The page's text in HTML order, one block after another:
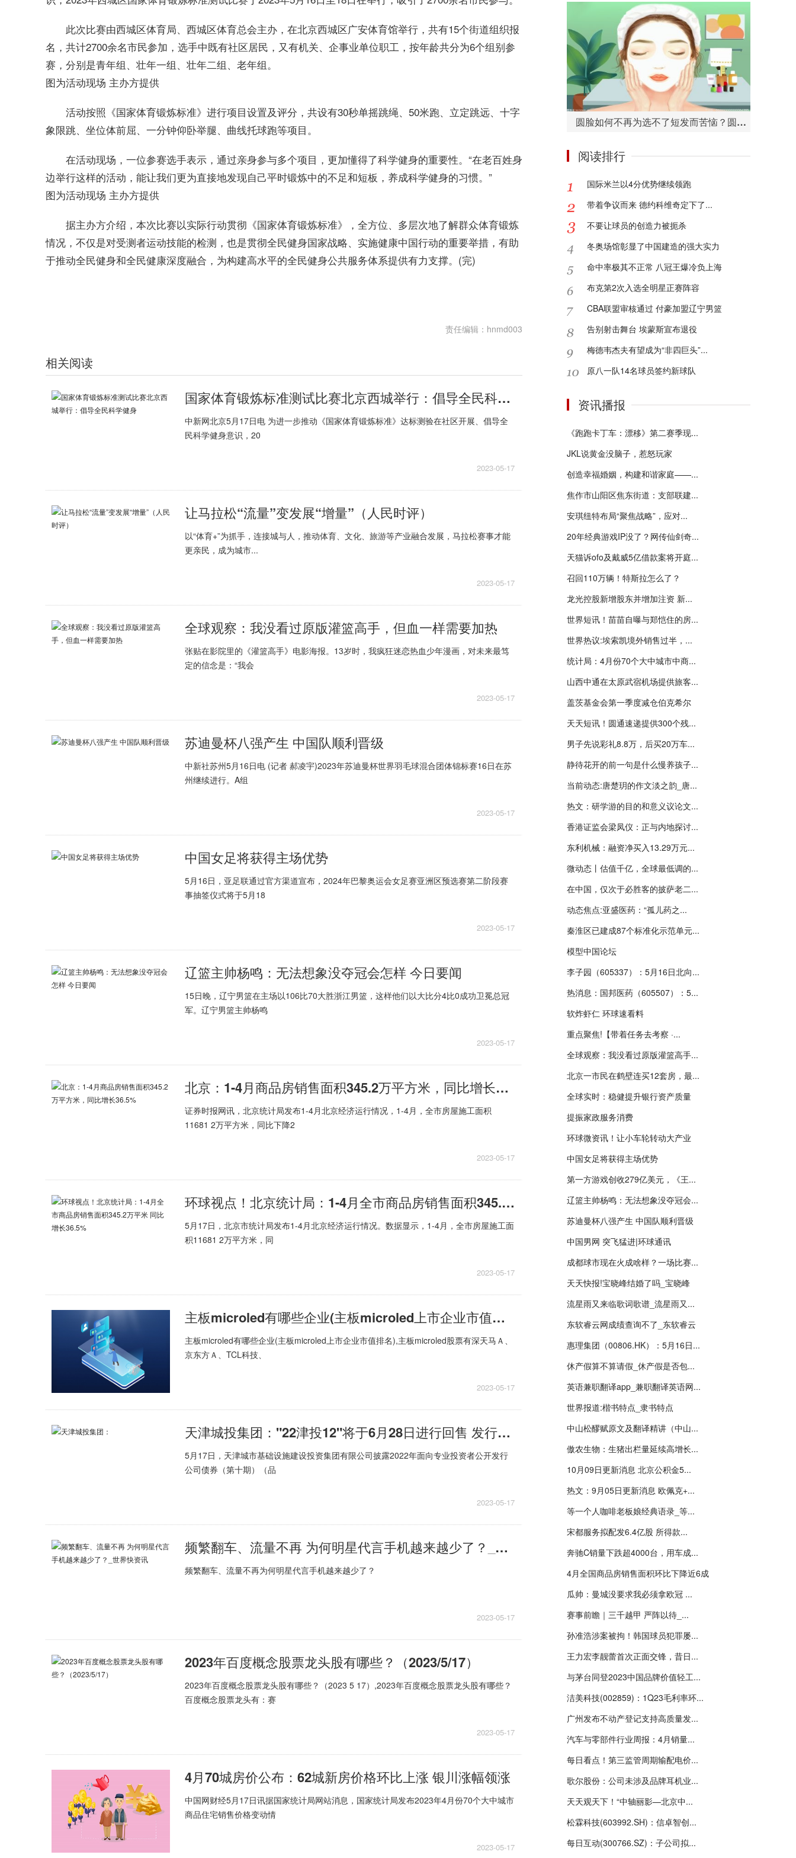
此次比赛由西城区体育局、西城区体育总会主办，在北京西城区广安体育馆举行，共有15个街道组织报
名，共计2700余名市民参加，选手中既有社区居民，又有机关、企事业单位职工，按年龄共分为6个组别参
赛，分别是青年组、壮年一组、壮年二组、老年组。
图为活动现场 主办方提供
活动按照《国家体育锻炼标准》进行项目设置及评分，共设有30秒单摇跳绳、50米跑、立定跳远、十字
象限跳、坐位体前屈、一分钟仰卧举腿、曲线托球跑等项目。
在活动现场，一位参赛选手表示，通过亲身参与多个项目，更加懂得了科学健身的重要性。“在老百姓身
边举行这样的活动，能让我们更为直接地发现自己平时锻炼中的不足和短板，养成科学健身的习惯。”
图为活动现场 主办方提供
据主办方介绍，本次比赛以实际行动贯彻《国家体育锻炼标准》，全方位、多层次地了解群众体育锻炼
情况，不仅是对受测者运动技能的检测，也是贯彻全民健身国家战略、实施健康中国行动的重要举措，有助
于推动全民健身和全民健康深度融合，为构建高水平的全民健身公共服务体系提供有力支撑。(完)
责任编辑：hnmd003
相关阅读
国家体育锻炼标准测试比赛北京西城举行：倡导全民科学健身
中新网北京5月17日电 为进一步推动《国家体育锻炼标准》达标测验在社区开展、倡导全
民科学健身意识，20
2023-05-17
让马拉松“流量”变发展“增量”（人民时评）
以“体育+”为抓手，连接城与人，推动体育、文化、旅游等产业融合发展，马拉松赛事才能
更亲民，成为城市...
2023-05-17
全球观察：我没看过原版灌篮高手，但血一样需要加热
张贴在影院里的《灌篮高手》电影海报。13岁时，我疯狂迷恋热血少年漫画，对未来最笃
定的信念是：“我会
2023-05-17
苏迪曼杯八强产生 中国队顺利晋级
中新社苏州5月16日电 (记者 郝凌宇)2023年苏迪曼杯世界羽毛球混合团体锦标赛16日在苏
州继续进行。A组
2023-05-17
中国女足将获得主场优势
5月16日，亚足联通过官方渠道宣布，2024年巴黎奥运会女足赛亚洲区预选赛第二阶段赛
事抽签仪式将于5月18
2023-05-17
辽篮主帅杨鸣：无法想象没夺冠会怎样 今日要闻
15日晚，辽宁男篮在主场以106比70大胜浙江男篮，这样他们以大比分4比0成功卫冕总冠
军。辽宁男篮主帅杨鸣
2023-05-17
北京：1-4月商品房销售面积345.2万平方米，同比增长36.5%
证券时报网讯，北京统计局发布1-4月北京经济运行情况，1-4月，全市房屋施工面积
11681 2万平方米，同比下降2
2023-05-17
环球视点！北京统计局：1-4月全市商品房销售面积345.2万平米 同比增长36.5%
5月17日，北京市统计局发布1-4月北京经济运行情况。数据显示，1-4月，全市房屋施工面
积11681 2万平方米，同
2023-05-17
主板microled有哪些企业(主板microled上市企业市值排名)
主板microled有哪些企业(主板microled上市企业市值排名),主板microled股票有深天马Ａ、
京东方Ａ、TCL科技、
2023-05-17
天津城投集团："22津投12"将于6月28日进行回售 发行规模5.7亿元 观热点
5月17日，天津城市基础设施建设投资集团有限公司披露2022年面向专业投资者公开发行
公司债券（第十期）（品
2023-05-17
频繁翻车、流量不再 为何明星代言手机越来越少了？_世界快资讯
频繁翻车、流量不再为何明星代言手机越来越少了？
2023-05-17
2023年百度概念股票龙头股有哪些？（2023/5/17）
2023年百度概念股票龙头股有哪些？（2023 5 17）,2023年百度概念股票龙头股有哪些？
百度概念股票龙头有：赛
2023-05-17
4月70城房价公布：62城新房价格环比上涨 银川涨幅领涨
中国网财经5月17日讯据国家统计局网站消息，国家统计局发布2023年4月份70个大中城市
商品住宅销售价格变动情
2023-05-17
圆脸如何不再为选不了短发而苦恼？圆脸适合的短发造型有哪些？
阅读排行
国际米兰以4分优势继续领跑
带着争议而来 德约科维奇定下了...
不要让球员的创造力被扼杀
冬奥场馆彰显了中国建造的强大实力
命中率极其不正常 八冠王爆冷负上海
布克第2次入选全明星正赛阵容
CBA联盟审核通过 付豪加盟辽宁男篮
告别射击舞台 埃蒙斯宣布退役
梅德韦杰夫有望成为“非四巨头”...
原八一队14名球员签约新球队
资讯播报
《跑跑卡丁车：漂移》第二赛季现...
JKL说黄金没脑子，惹怒玩家
创造幸福婚姻，构建和谐家庭——...
焦作市山阳区焦东街道：支部联建...
安琪纽特布局“聚焦战略”，应对...
20年经典游戏IP没了？网传仙剑奇...
天猫诉ofo及戴威5亿借款案将开庭...
召回110万辆！特斯拉怎么了？
龙光控股新增股东并增加注资 新...
世界短讯！苗苗自曝与郑恺住的房...
世界热议:埃索凯境外销售过半，...
统计局：4月份70个大中城市中商...
山西中通在太原武宿机场提供旅客...
盖茨基金会第一季度减仓伯克希尔
天天短讯！圆通速递提供300个残...
男子先说彩礼8.8万，后买20万车...
静待花开的前一句是什么慢养孩子...
当前动态:唐楚玥的作文淡之韵_唐...
热文：研学游的目的和意义议论文...
香港证监会梁凤仪：正与内地探讨...
东利机械：融资净买入13.29万元...
微动态丨估值千亿，全球最低调的...
在中国，仅次于必胜客的披萨老二...
动态焦点:亚盛医药：“孤儿药之...
秦淮区已建成87个标准化示范单元...
模型中国论坛
李子园（605337）：5月16日北向...
热消息：国邦医药（605507）：5...
软炸虾仁 环球速看料
重点聚焦!【带着任务去考察 ·...
全球观察：我没看过原版灌篮高手...
北京一市民在鹤壁连买12套房，最...
全球实时：稳健提升银行资产质量
提振家政服务消费
环球微资讯！让小车轮转动大产业
中国女足将获得主场优势
第一方游戏创收279亿美元，《王...
辽篮主帅杨鸣：无法想象没夺冠会...
苏迪曼杯八强产生 中国队顺利晋级
中国男网 突飞猛进|环球通讯
成都球市现在火成啥样？一场比赛...
天天快报!宝晓峰结婚了吗_宝晓峰
流星雨又来临歌词歌谱_流星雨又...
东软睿云网成绩查询不了_东软睿云
惠理集团（00806.HK）：5月16日...
休产假算不算请假_休产假是否包...
英语兼职翻译app_兼职翻译英语网...
世界报道:楷书特点_隶书特点
中山松醪赋原文及翻译精讲（中山...
傲农生物：生猪出栏量延续高增长...
10月09日更新消息 北京公积金5...
热文：9月05日更新消息 欧佩克+...
等一个人咖啡老板娘经典语录_等...
宋都服务拟配发6.4亿股 所得款...
奔驰C销量下跌超4000台，用车成...
4月全国商品房销售面积环比下降近6成
瓜帅：曼城没要求我必须拿欧冠 ...
赛事前瞻｜三千越甲 严阵以待_...
孙准浩涉案被拘！韩国球员犯罪屡...
王力宏李靓蕾首次正面交锋，昔日...
与茅台同登2023中国品牌价值轻工...
洁美科技(002859)：1Q23毛利率环...
广州发布不动产登记支持高质量发...
汽车与零部件行业周报：4月销量...
每日看点！第三监管周期输配电价...
歌尔股份：公司未涉及品牌耳机业...
天天观天下！“中轴丽影—北京中...
松霖科技(603992.SH)：信卓智创...
每日互动(300766.SZ)：子公司拟...